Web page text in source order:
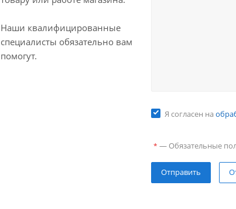
Наши квалифицированные
специалисты обязательно вам
помогут.
Я согласен на
* — Обязательные
Отправить